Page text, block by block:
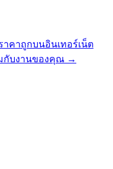
าคาถูกบนอินเทอร์เน็ต
กับงานของคุณ →